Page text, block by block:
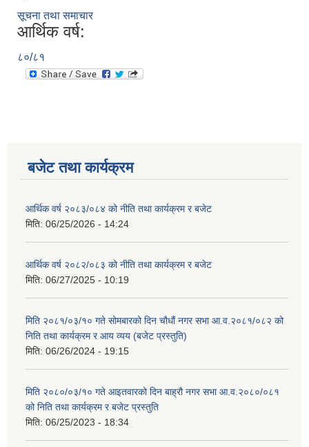
सूचना तथा समाचार
आर्थिक वर्ष:
८०/८१
बजेट तथा कार्यक्रम
आर्थिक वर्ष २०८३/०८४ को नीति तथा कार्यक्रम र बजेट
मिति: 06/25/2026 - 14:24
आर्थिक वर्ष २०८२/०८३ को नीति तथा कार्यक्रम र बजेट
मिति: 06/27/2025 - 10:19
मिति २०८१/०३/१० गते सोमबारको दिन चौधौं नगर सभा आ.व.२०८१/०८२ को
निति तथा कार्यक्रम र आय व्यय (बजेट प्रस्तुति)
मिति: 06/26/2024 - 19:15
मिति २०८०/०३/१० गते आइतवारको दिन बाह्रौ नगर सभा आ.व.२०८०/०८१
को निति तथा कार्यक्रम र बजेट प्रस्तुति
मिति: 06/25/2023 - 18:34